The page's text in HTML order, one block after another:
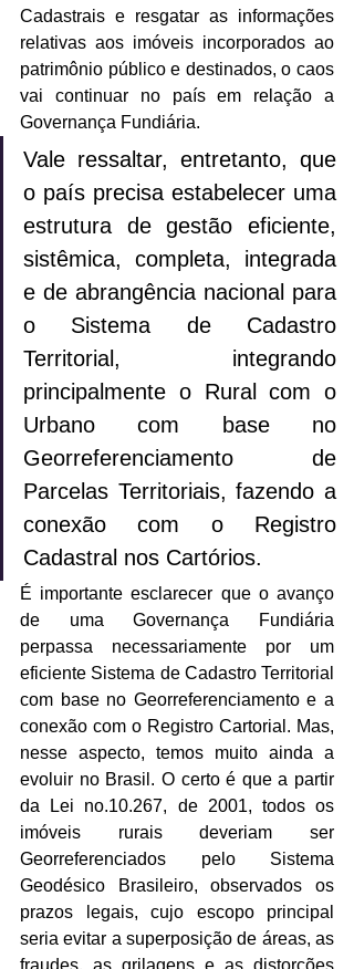
Cadastrais e resgatar as informações
relativas aos imóveis incorporados ao
patrimônio público e destinados, o caos
vai continuar no país em relação a
Governança Fundiária.
Vale ressaltar, entretanto, que
o país precisa estabelecer uma
estrutura de gestão eficiente,
sistêmica, completa, integrada
e de abrangência nacional para
o Sistema de Cadastro
Territorial, integrando
principalmente o Rural com o
Urbano com base no
Georreferenciamento de
Parcelas Territoriais, fazendo a
conexão com o Registro
Cadastral nos Cartórios.
É importante esclarecer que o avanço
de uma Governança Fundiária
perpassa necessariamente por um
eficiente Sistema de Cadastro Territorial
com base no Georreferenciamento e a
conexão com o Registro Cartorial. Mas,
nesse aspecto, temos muito ainda a
evoluir no Brasil. O certo é que a partir
da Lei no.10.267, de 2001, todos os
imóveis rurais deveriam ser
Georreferenciados pelo Sistema
Geodésico Brasileiro, observados os
prazos legais, cujo escopo principal
seria evitar a superposição de áreas, as
fraudes, as grilagens e as distorções